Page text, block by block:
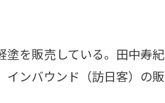
を販売している。田中寿紀
インバウンド（訪日客）の販